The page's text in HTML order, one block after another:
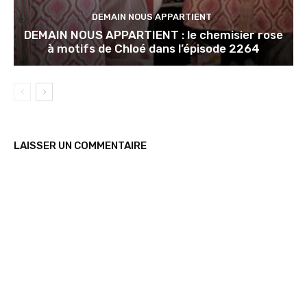
DEMAIN NOUS APPARTIENT
DEMAIN NOUS APPARTIENT : le chemisier rose
à motifs de Chloé dans l’épisode 2264
LAISSER UN COMMENTAIRE